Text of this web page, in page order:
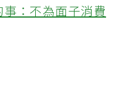
：不為面子消費